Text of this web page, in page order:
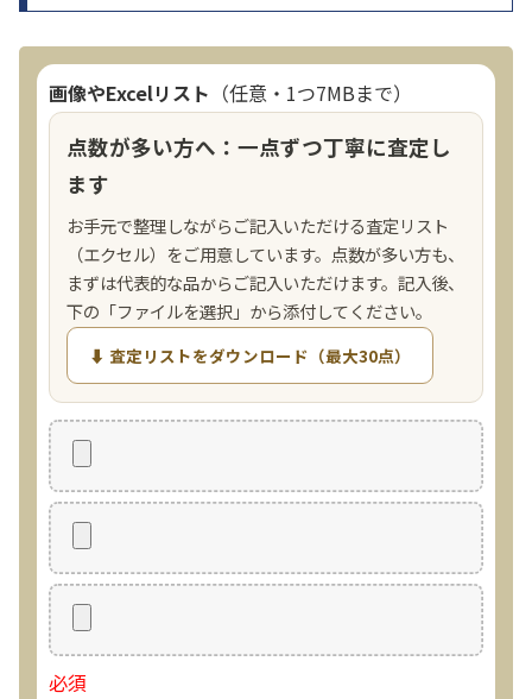
画像やExcelリスト （任意・1つ7MBまで）
点数が多い方へ：一点ずつ丁寧に査定し
ます
お手元で整理しながらご記入いただける査定リスト
（エクセル）をご用意しています。点数が多い方も、
まずは代表的な品からご記入いただけます。記入後、
下の「ファイルを選択」から添付してください。
⬇ 査定リストをダウンロード（最大30点）
必須